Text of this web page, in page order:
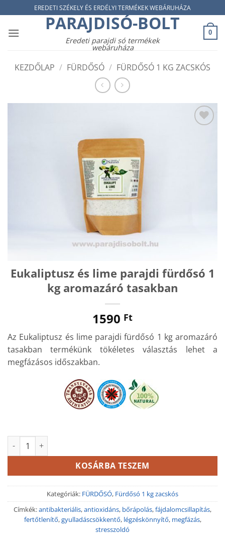
to
content
EREDETI SZÉKELY ÉS ERDÉLYI TERMÉKEK WEBÁRUHÁZA
PARAJDISÓ-BOLT
Eredeti parajdi só termékek
webáruháza
0
KEZDŐLAP / FÜRDŐSÓ / FÜRDŐSÓ 1 KG ZACSKÓS
Eukaliptusz és lime parajdi fürdősó 1
kg aromazáró tasakban
1590 Ft
Az Eukaliptusz és lime parajdi fürdősó 1 kg aromazáró
tasakban termékünk tökéletes választás lehet a
megfázásos időszakban.
Eukaliptusz és lime parajdi fürdősó 1 kg aromazáró tasakban
KOSÁRBA TESZEM
Kategóriák: FÜRDŐSÓ, Fürdősó 1 kg zacskós
Címkék:antibakteriális,antioxidáns, bőrápolás,fájdalomcsillapítás,
fertőtlenítő,gyulladáscsökkentő, légzéskönnyítő, megfázás,
stresszoldó